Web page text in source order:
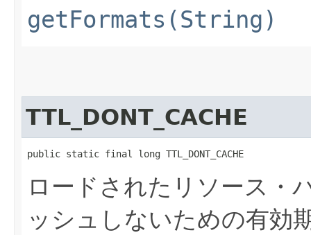
getFormats(String)
TTL_DONT_CACHE
public static final long TTL_DONT_CACHE
ロードされたリソース・
ッシュしないための有効